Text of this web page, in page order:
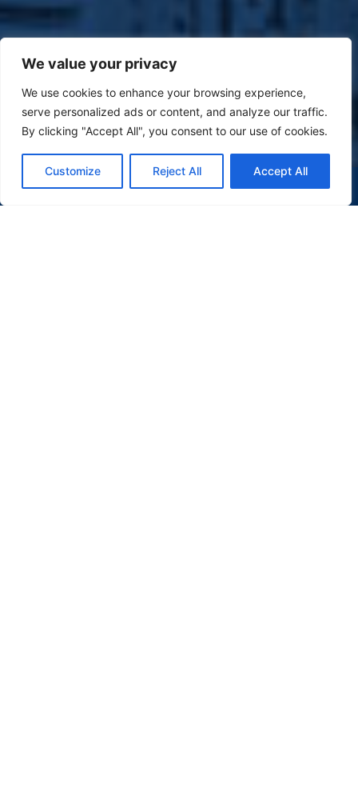
We value your privacy
We use cookies to enhance your browsing experience,
serve personalized ads or content, and analyze our traffic.
By clicking "Accept All", you consent to our use of cookies.
Customize Reject All Accept All
(47) 9 9977-7630